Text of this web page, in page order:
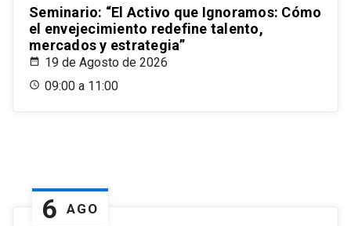
Seminario: “El Activo que Ignoramos: Cómo
el envejecimiento redefine talento,
mercados y estrategia”
19 de Agosto de 2026
09:00 a 11:00
6 AGO